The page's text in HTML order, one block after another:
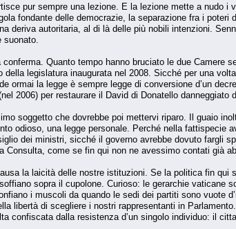
pur sempre una lezione. E la lezione mette a nudo
fondante delle democrazie, la separazione fra i poteri
deriva autoritaria, al di là delle più nobili intenzioni.
Quanto tempo hanno bruciato le due
legislatura inaugurata nel 2008. Sicché per una
ormai la legge è sempre legge di conversione d’un
2006) per restaurare il David di Donatello danneggiato
soggetto che dovrebbe poi mettervi riparo. Il guaio
odioso, una legge personale. Perché nella fattispecie
dei ministri, sicché il governo avrebbe dovuto fargli
Consulta, come se fin qui non ne avessimo contati già
la laicità delle nostre istituzioni. Se la politica fin
sopra il cupolone. Curioso: le gerarchie vaticane
i muscoli da quando le sedi dei partiti sono vuote
libertà di scegliere i nostri rappresentanti in
confiscata dalla resistenza d’un singolo individuo: il